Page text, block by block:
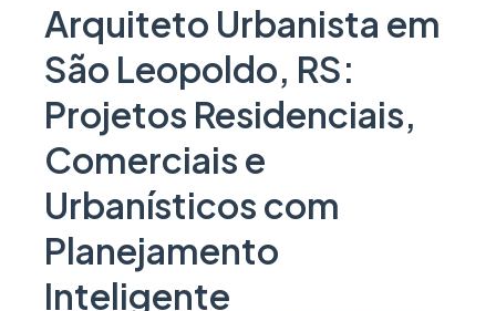
Arquiteto Urbanista em
São Leopoldo, RS:
Projetos Residenciais,
Comerciais e
Urbanísticos com
Planejamento
Inteligente